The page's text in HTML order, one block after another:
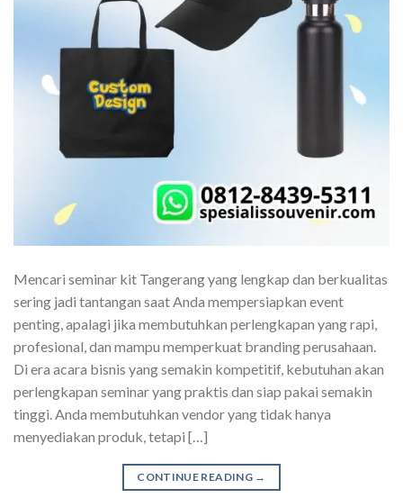
Mencari seminar kit Tangerang yang lengkap dan berkualitas
sering jadi tantangan saat Anda mempersiapkan event
penting, apalagi jika membutuhkan perlengkapan yang rapi,
profesional, dan mampu memperkuat branding perusahaan.
Di era acara bisnis yang semakin kompetitif, kebutuhan akan
perlengkapan seminar yang praktis dan siap pakai semakin
tinggi. Anda membutuhkan vendor yang tidak hanya
menyediakan produk, tetapi […]
CONTINUE READING →